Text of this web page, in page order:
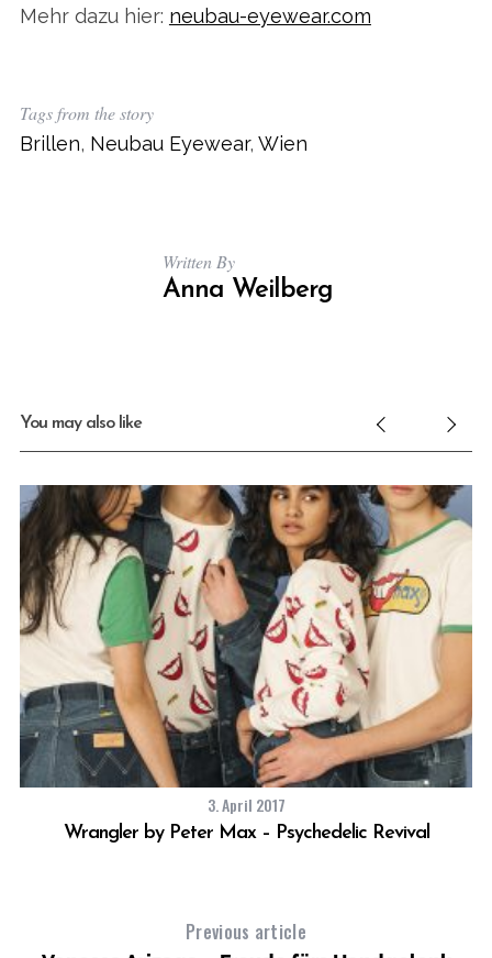
Mehr dazu hier: neubau-eyewear.com
Tags from the story
Brillen, Neubau Eyewear, Wien
Written By
Anna Weilberg
You may also like
3. April 2017
Wrangler by Peter Max – Psychedelic Revival
Previous article